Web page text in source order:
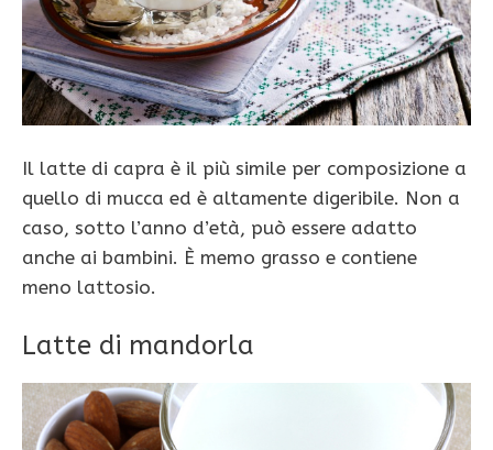
Il latte di capra è il più simile per composizione a
quello di mucca ed è altamente digeribile. Non a
caso, sotto l’anno d’età, può essere adatto
anche ai bambini. È memo grasso e contiene
meno lattosio.
Latte di mandorla